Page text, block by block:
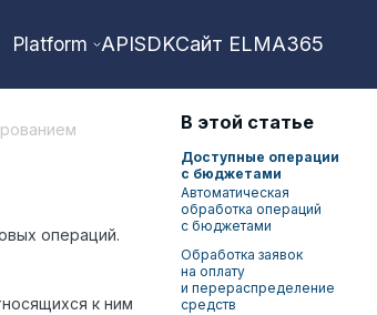
Platform APISDKСайт ELMA365
операций.
к ним
В этой статье
Доступные операции
с бюджетами
Автоматическая
обработка операций
с бюджетами
Обработка заявок
на оплату
и перераспределение
средств